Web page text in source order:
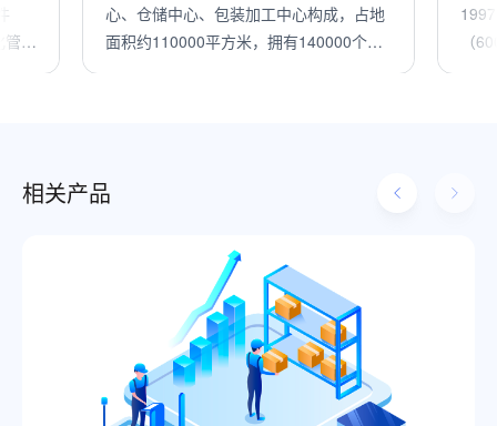
管
心、仓储中心、包装加工中心构成，占地
面积约110000平方米，拥有140000个货
仓储设施的计划、调度、运作、监控能
力，使仓储供应链管理能力趋于完善，实
（
相关产品